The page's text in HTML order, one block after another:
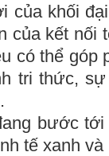
của khối
của kết nối
có thể góp
tri thức,
bước
tế xanh